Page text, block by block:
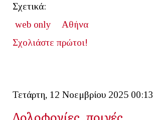
Σχετικά:
web only
Αθήνα
Σχολιάστε πρώτοι!
Τετάρτη, 12 Νοεμβρίου 2025 00:13